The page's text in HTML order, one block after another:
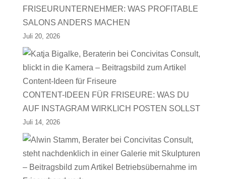
FRISEURUNTERNEHMER: WAS PROFITABLE
SALONS ANDERS MACHEN
Juli 20, 2026
CONTENT-IDEEN FÜR FRISEURE: WAS DU
AUF INSTAGRAM WIRKLICH POSTEN SOLLST
Juli 14, 2026